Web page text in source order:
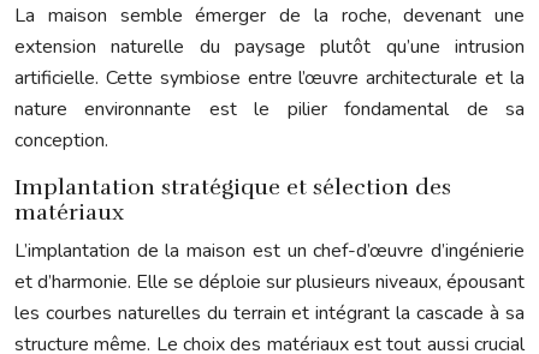
La maison semble émerger de la roche, devenant une
extension naturelle du paysage plutôt qu’une intrusion
artificielle. Cette symbiose entre l’œuvre architecturale et la
nature environnante est le pilier fondamental de sa
conception.
Implantation stratégique et sélection des
matériaux
L’implantation de la maison est un chef-d’œuvre d’ingénierie
et d’harmonie. Elle se déploie sur plusieurs niveaux, épousant
les courbes naturelles du terrain et intégrant la cascade à sa
structure même. Le choix des matériaux est tout aussi crucial